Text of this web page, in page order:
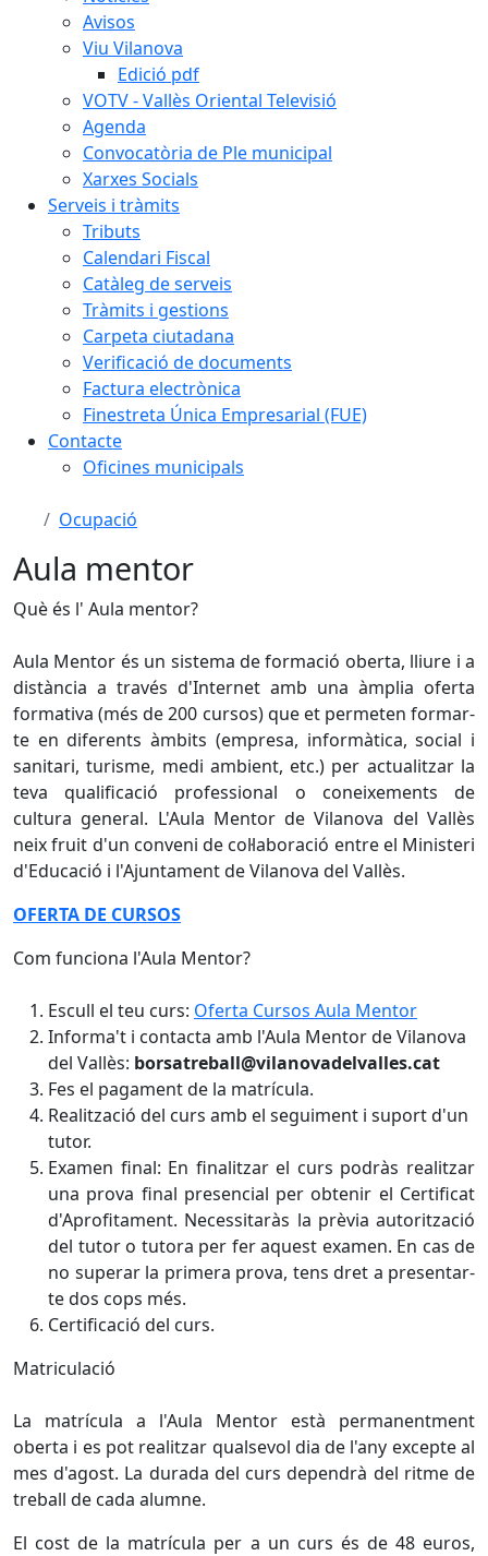
Avisos
Viu Vilanova
Edició pdf
VOTV - Vallès Oriental Televisió
Agenda
Convocatòria de Ple municipal
Xarxes Socials
Serveis i tràmits
Tributs
Calendari Fiscal
Catàleg de serveis
Tràmits i gestions
Carpeta ciutadana
Verificació de documents
Factura electrònica
Finestreta Única Empresarial (FUE)
Contacte
Oficines municipals
Ocupació
Aula mentor
Què és l' Aula mentor?
Aula Mentor és un sistema de formació oberta, lliure i a
distància a través d'Internet amb una àmplia oferta
formativa (més de 200 cursos) que et permeten formar-
te en diferents àmbits (empresa, informàtica, social i
sanitari, turisme, medi ambient, etc.) per actualitzar la
teva qualificació professional o coneixements de
cultura general. L'Aula Mentor de Vilanova del Vallès
neix fruit d'un conveni de col·laboració entre el Ministeri
d'Educació i l'Ajuntament de Vilanova del Vallès.
OFERTA DE CURSOS
Com funciona l'Aula Mentor?
Escull el teu curs: Oferta Cursos Aula Mentor
Informa't i contacta amb l'Aula Mentor de Vilanova
del Vallès: borsatreball@vilanovadelvalles.cat
Fes el pagament de la matrícula.
Realització del curs amb el seguiment i suport d'un
tutor.
Examen final: En finalitzar el curs podràs realitzar
una prova final presencial per obtenir el Certificat
d'Aprofitament. Necessitaràs la prèvia autorització
del tutor o tutora per fer aquest examen. En cas de
no superar la primera prova, tens dret a presentar-
te dos cops més.
Certificació del curs.
Matriculació
La matrícula a l'Aula Mentor està permanentment
oberta i es pot realitzar qualsevol dia de l'any excepte al
mes d'agost. La durada del curs dependrà del ritme de
treball de cada alumne.
El cost de la matrícula per a un curs és de 48 euros,